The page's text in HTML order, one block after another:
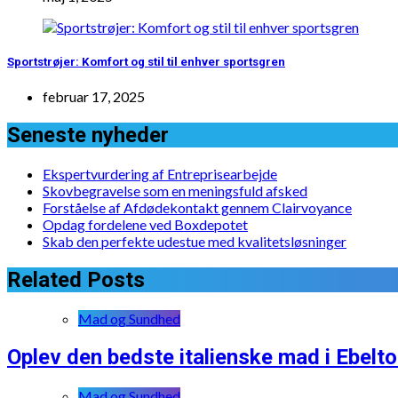
Sportstrøjer: Komfort og stil til enhver sportsgren
februar 17, 2025
Seneste nyheder
Ekspertvurdering af Entreprisearbejde
Skovbegravelse som en meningsfuld afsked
Forståelse af Afdødekontakt gennem Clairvoyance
Opdag fordelene ved Boxdepotet
Skab den perfekte udestue med kvalitetsløsninger
Related Posts
Mad og Sundhed
Oplev den bedste italienske mad i